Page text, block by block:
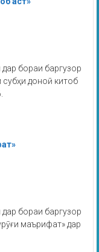
бораи баргузор
субҳи доноӣ китоб
бораи баргузор
маърифат» дар